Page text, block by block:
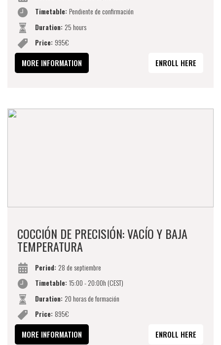
Timetable: Pendiente de confirmación
Duration: 25 hours
Price: 995€
MORE INFORMATION ENROLL HERE
COCCIÓN DE PRECISIÓN: VACÍO Y BAJA
TEMPERATURA
Period: 28 de septiembre
Timetable: 15:00 - 20:00h (CEST)
Duration: 20 horas de formación
Price: 895€
MORE INFORMATION ENROLL HERE